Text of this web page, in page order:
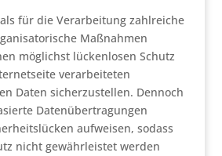
für die Verarbeitung zahlreiche
Maßnahmen
möglichst lückenlosen Schutz
verarbeiteten
Daten sicherzustellen. Dennoch
Datenübertragungen
aufweisen, sodass
nicht gewährleistet werden